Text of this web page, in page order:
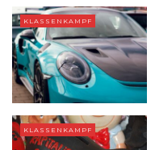
KLASSENKAMPF
KLASSENKAMPF